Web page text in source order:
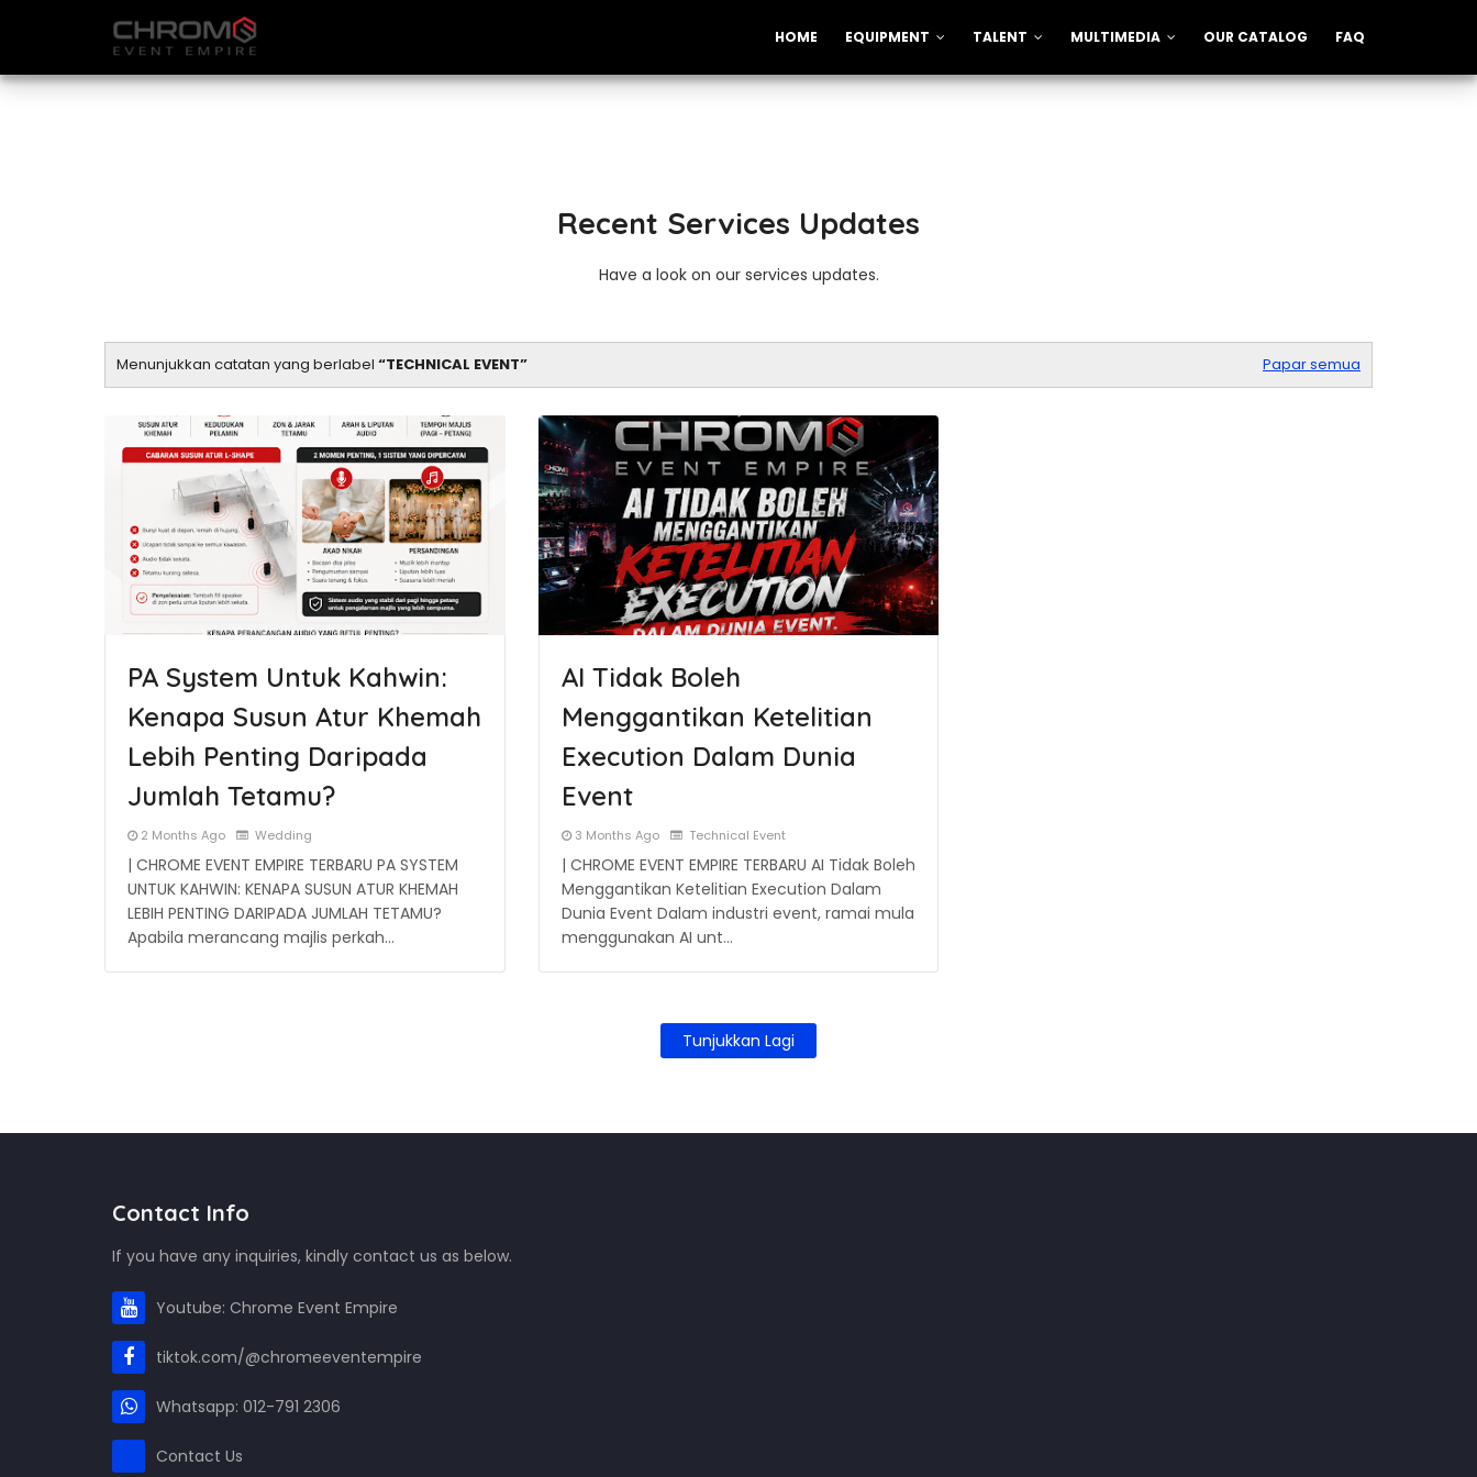
HOME EQUIPMENT TALENT MULTIMEDIA OUR CATALOG FAQ
Recent Services Updates
Have a look on our services updates.
Menunjukkan catatan yang berlabel TECHNICAL EVENT Papar semua
PA System Untuk Kahwin:
Kenapa Susun Atur Khemah
Lebih Penting Daripada
Jumlah Tetamu?
2 Months Ago Wedding
| CHROME EVENT EMPIRE TERBARU PA SYSTEM
UNTUK KAHWIN: KENAPA SUSUN ATUR KHEMAH
LEBIH PENTING DARIPADA JUMLAH TETAMU?
Apabila merancang majlis perkah…
AI Tidak Boleh
Menggantikan Ketelitian
Execution Dalam Dunia
Event
3 Months Ago Technical Event
| CHROME EVENT EMPIRE TERBARU AI Tidak Boleh
Menggantikan Ketelitian Execution Dalam
Dunia Event Dalam industri event, ramai mula
menggunakan AI unt…
Tunjukkan Lagi
Contact Info
If you have any inquiries, kindly contact us as below.
Youtube: Chrome Event Empire
tiktok.com/@chromeeventempire
Whatsapp: 012-791 2306
Contact Us